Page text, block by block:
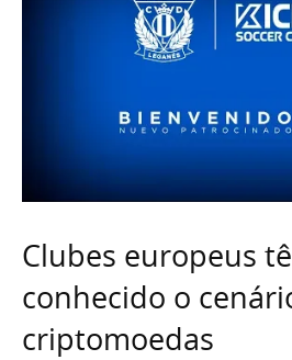
Clubes europeus
conhecido o
criptomoedas